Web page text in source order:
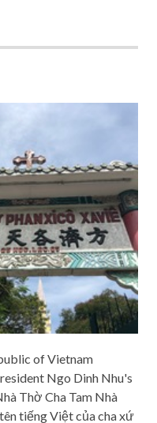
of Vietnam
Ngo Dinh Nhu's
Thờ Cha Tam Nhà
tiếng Việt của cha xứ